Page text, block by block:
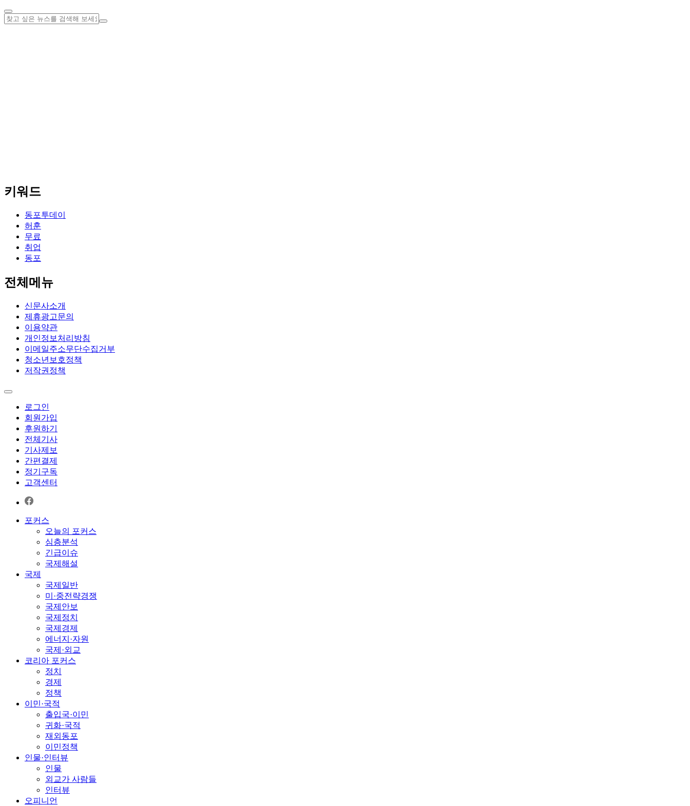
키워드
동포투데이
허훈
무료
취업
동포
전체메뉴
신문사소개
제휴광고문의
이용약관
개인정보처리방침
이메일주소무단수집거부
청소년보호정책
저작권정책
로그인
회원가입
후원하기
전체기사
기사제보
간편결제
정기구독
고객센터
포커스
오늘의 포커스
심층분석
긴급이슈
국제해설
국제
국제일반
미·중전략경쟁
국제안보
국제정치
국제경제
에너지·자원
국제·외교
코리아 포커스
정치
경제
정책
이민·국적
출입국·이민
귀화·국적
재외동포
이민정책
인물·인터뷰
인물
외교가 사람들
인터뷰
오피니언